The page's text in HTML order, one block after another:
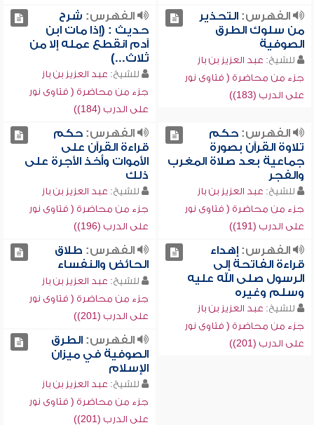
الفهرس:التحذير
من سلوك الطرق
الصوفية
للشيخ: عبد العزيز بن باز
جزء من محاضرة ( فتاوى نور
على الدرب (183))
الفهرس: شرح
حديث : (إذا مات ابن
آدم انقطع عمله إلا من
ثلاث...)
للشيخ: عبد العزيز بن باز
جزء من محاضرة ( فتاوى نور
على الدرب (184))
الفهرس:حكم
تلاوة القرآن بصورة
جماعية بعد صلاة المغرب
والفجر
للشيخ: عبد العزيز بن باز
جزء من محاضرة ( فتاوى نور
على الدرب (191))
الفهرس:حكم
قراءة القرآن على
الأموات وأخذ الأجرة على
ذلك
للشيخ: عبد العزيز بن باز
جزء من محاضرة ( فتاوى نور
على الدرب (196))
الفهرس:إهداء
قراءة الفاتحة إلى
الرسول صلى الله عليه
وسلم وغيره
للشيخ: عبد العزيز بن باز
جزء من محاضرة ( فتاوى نور
على الدرب (201))
الفهرس: طلاق
الحائض والنفساء
للشيخ: عبد العزيز بن باز
جزء من محاضرة ( فتاوى نور
على الدرب (201))
الفهرس:الطرق
الصوفية في ميزان
الإسلام
للشيخ: عبد العزيز بن باز
جزء من محاضرة ( فتاوى نور
على الدرب (201))